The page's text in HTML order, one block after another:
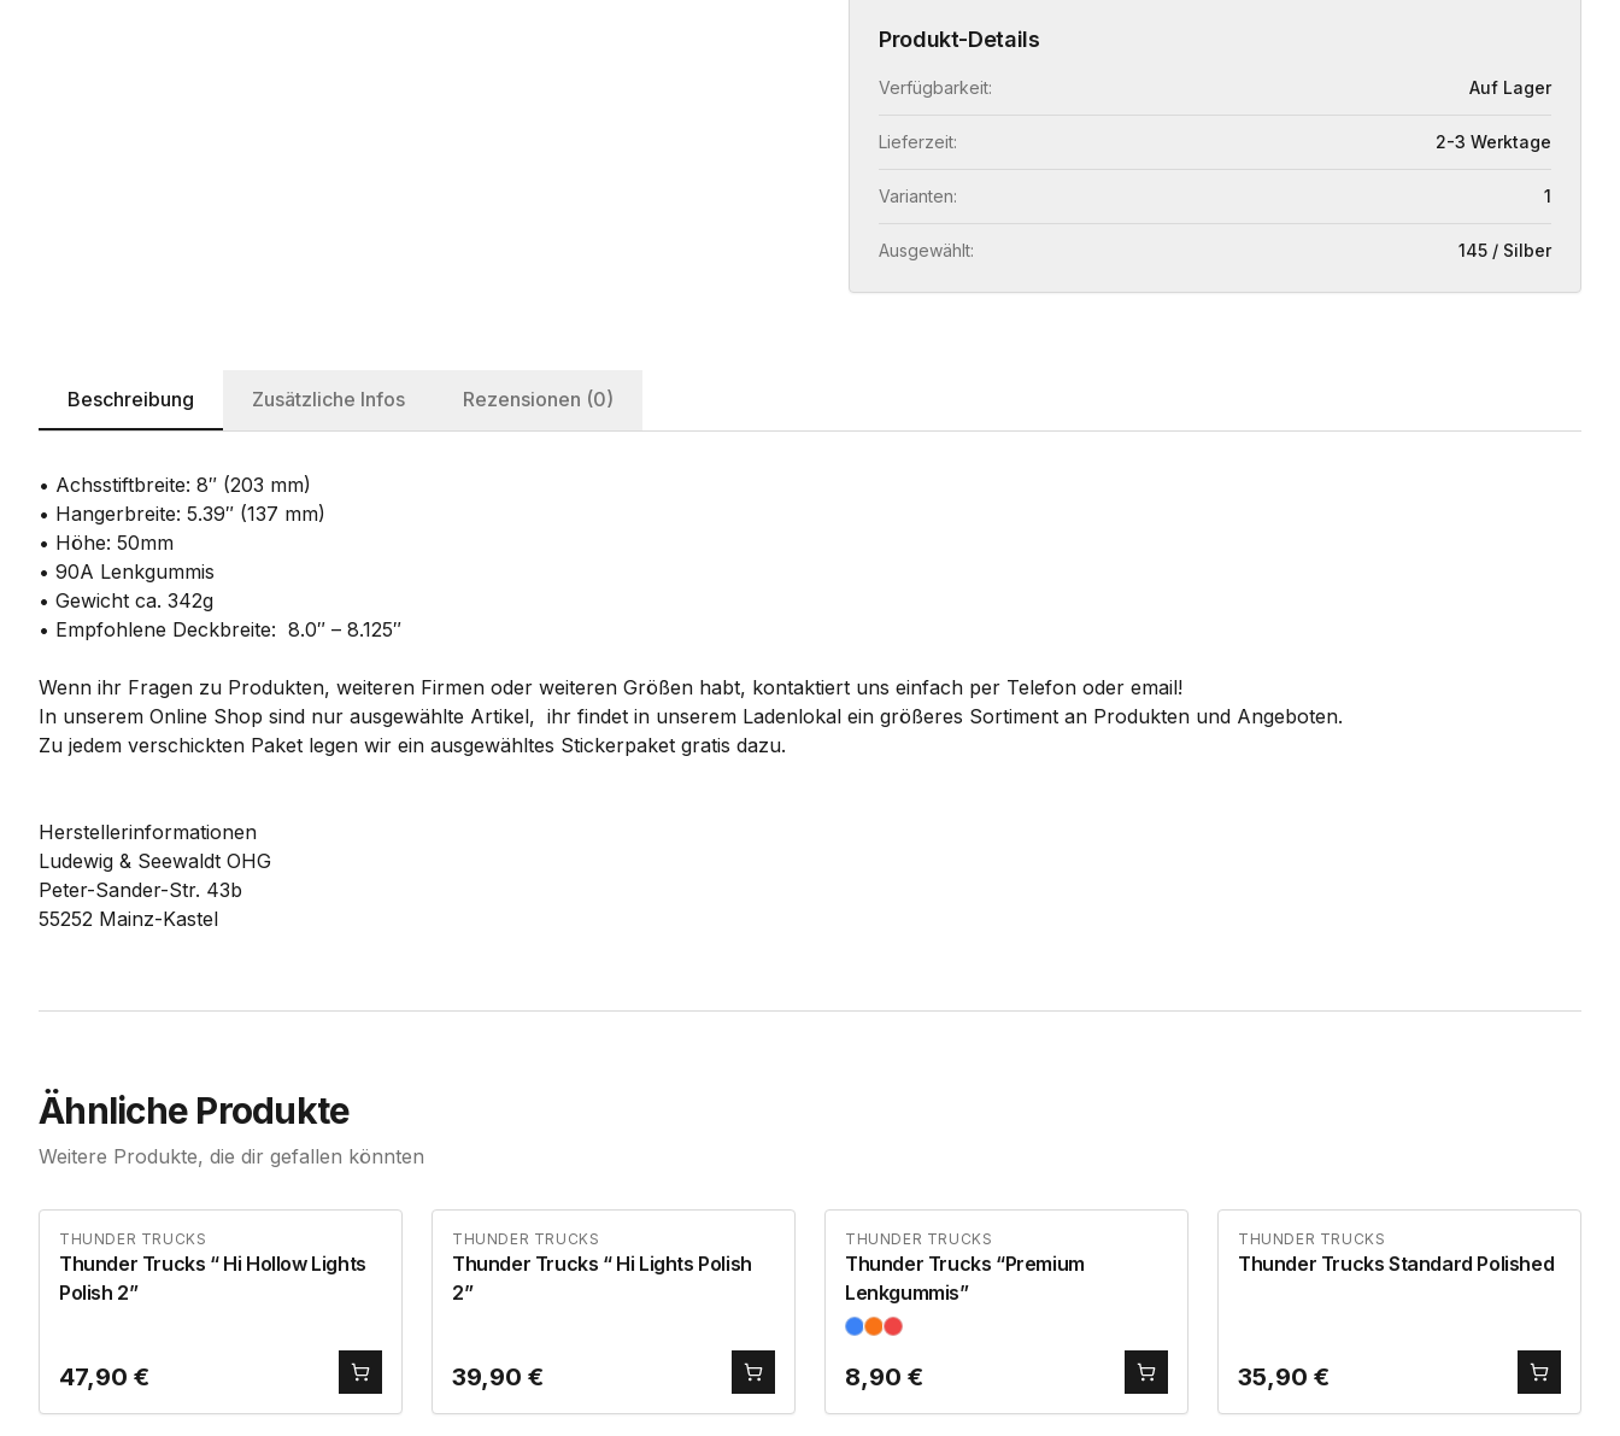
Produkt-Details
Verfügbarkeit: Auf Lager
Lieferzeit: 2-3 Werktage
Varianten: 1
Ausgewählt: 145 / Silber
Beschreibung Zusätzliche Infos Rezensionen (0)
• Achsstiftbreite: 8″ (203 mm)
• Hangerbreite: 5.39″ (137 mm)
• Höhe: 50mm
• 90A Lenkgummis
• Gewicht ca. 342g
• Empfohlene Deckbreite: 8.0″ – 8.125″
Wenn ihr Fragen zu Produkten, weiteren Firmen oder weiteren Größen habt, kontaktiert uns einfach per Telefon oder email!
In unserem Online Shop sind nur ausgewählte Artikel, ihr findet in unserem Ladenlokal ein größeres Sortiment an Produkten und Angeboten.
Zu jedem verschickten Paket legen wir ein ausgewähltes Stickerpaket gratis dazu.
Herstellerinformationen
Ludewig & Seewaldt OHG
Peter-Sander-Str. 43b
55252 Mainz-Kastel
Ähnliche Produkte
Weitere Produkte, die dir gefallen könnten
THUNDER TRUCKS
Thunder Trucks “ Hi Hollow Lights
Polish 2”
47,90 €
THUNDER TRUCKS
Thunder Trucks “ Hi Lights Polish
2”
39,90 €
THUNDER TRUCKS
Thunder Trucks “Premium
Lenkgummis”
8,90 €
THUNDER TRUCKS
Thunder Trucks Standard Polished
35,90 €